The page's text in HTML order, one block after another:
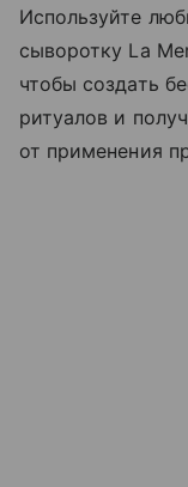
Используйте
сыворотку La
чтобы создать
ритуалов и
от применения